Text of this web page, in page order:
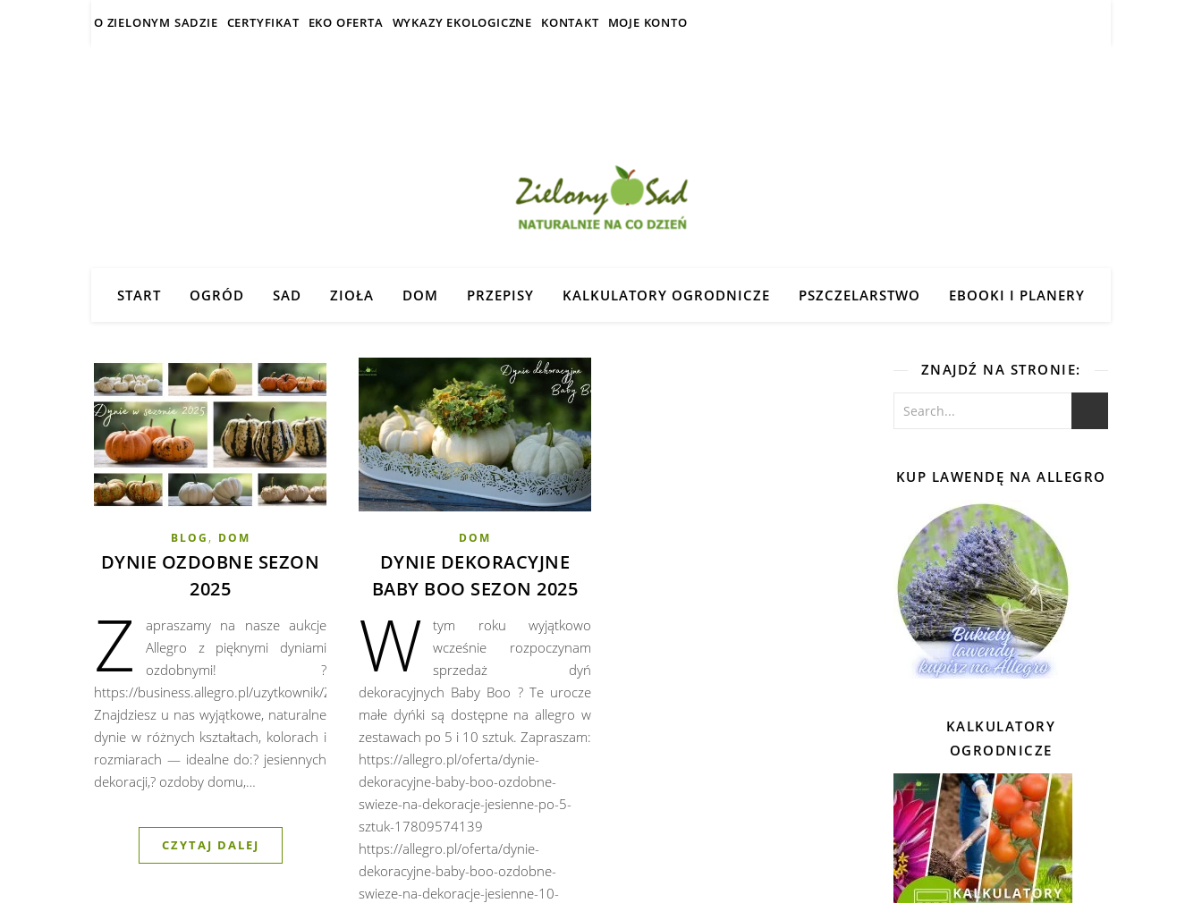
O ZIELONYM SADZIE CERTYFIKAT EKO OFERTA WYKAZY EKOLOGICZNE KONTAKT MOJE KONTO
START OGRÓD SAD ZIOŁA DOM PRZEPISY KALKULATORY OGRODNICZE PSZCZELARSTWO EBOOKI I PLANERY
BLOG , DOM
DYNIE OZDOBNE SEZON
2025
Z
apraszamy na nasze aukcje
Allegro z pięknymi dyniami
ozdobnymi! ?
https://business.allegro.pl/uzytkownik/Zielony_Sad
Znajdziesz u nas wyjątkowe, naturalne
dynie w różnych kształtach, kolorach i
rozmiarach — idealne do:? jesiennych
dekoracji,? ozdoby domu,…
CZYTAJ DALEJ
DOM
DYNIE DEKORACYJNE
BABY BOO SEZON 2025
W
tym roku wyjątkowo
wcześnie rozpoczynam
sprzedaż dyń
dekoracyjnych Baby Boo ? Te urocze
małe dyńki są dostępne na allegro w
zestawach po 5 i 10 sztuk. Zapraszam:
https://allegro.pl/oferta/dynie-
dekoracyjne-baby-boo-ozdobne-
swieze-na-dekoracje-jesienne-po-5-
sztuk-17809574139
https://allegro.pl/oferta/dynie-
dekoracyjne-baby-boo-ozdobne-
swieze-na-dekoracje-jesienne-10-
ZNAJDŹ NA STRONIE:
KUP LAWENDĘ NA ALLEGRO
KALKULATORY
OGRODNICZE